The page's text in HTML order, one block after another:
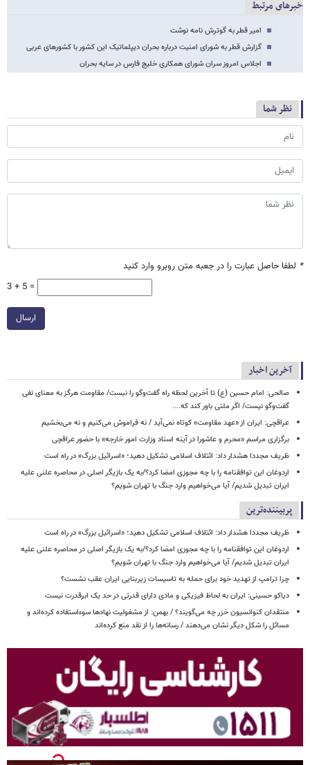
خبرهای مرتبط
امیر قطر به گوترش نامه نوشت
گزارش قطر به شورای امنیت درباره بحران دیپلماتیک این کشور با کشورهای عربی
اجلاس امروز سران شورای همکاری خلیج فارس در سایه بحران
نظر شما
* لطفا حاصل عبارت را در جعبه متن روبرو وارد کنید
3 + 5 =
ارسال
آخرین اخبار
صالحی: امام حسین (ع) تا آخرین لحظه راه گفت‌وگو را نبست/ مقاومت هرگز به معنای نفی
گفت‌وگو نیست/ اگر ملتی باور کند که....
عراقچی: ایران از «عهد مقاومت» کوتاه نمی‌آید / نه فراموش می‌کنیم و نه می‌بخشیم
برگزاری مراسم «محرم و عاشورا در آینه اسناد وزارت امور خارجه» با حضور عراقچی
ظریف مجددا هشدار داد: ائتلاف اسلامی تشکیل دهید؛ «اسرائیل بزرگ» در راه است
اردوغان این توافقنامه را با چه مجوزی امضا کرد؟/به یک بازیگر اصلی در محاصره علنی علیه
ایران تبدیل شدیم/ آیا می‌خواهیم وارد جنگ با تهران شویم؟
پربیننده‌ترین
ظریف مجددا هشدار داد: ائتلاف اسلامی تشکیل دهید؛ «اسرائیل بزرگ» در راه است
اردوغان این توافقنامه را با چه مجوزی امضا کرد؟/به یک بازیگر اصلی در محاصره علنی علیه
ایران تبدیل شدیم/ آیا می‌خواهیم وارد جنگ با تهران شویم؟
چرا ترامپ از تهدید خود برای حمله به تاسیسات زیربنایی ایران عقب نشست؟
دیاکو حسینی: ایران به لحاظ فیزیکی و مادی دارای قدرتی در حد یک ابرقدرت نیست
منتقدان کنوانسیون خزر چه می‌گویند؟ / بهمن: از مشغولیت نهادها سوءاستفاده کرده‌اند و
مسائل را شکل دیگر نشان می‌دهند / رسانه‌ها را از نقد منع کرده‌اند